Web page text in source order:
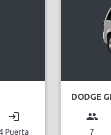
login
Puerta
DODGE
group
7